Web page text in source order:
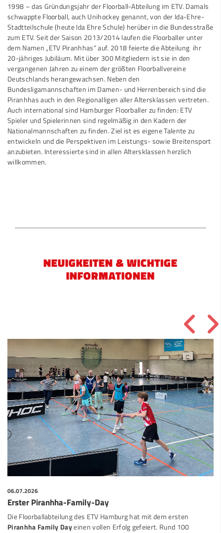
1998 – das Gründungsjahr der Floorball-Abteilung im ETV. Damals
schwappte Floorball, auch Unihockey genannt, von der Ida-Ehre-
Stadtteilschule (heute Ida Ehre Schule) herüber in die Bundesstraße
zum ETV. Seit der Saison 2013/2014 laufen die Floorballer unter
dem Namen „ETV Piranhhas“ auf. 2018 feierte die Abteilung ihr
20-jähriges Jubiläum. Mit über 300 Mitgliedern ist sie in den
vergangenen Jahren zu einem der größten Floorballvereine
Deutschlands herangewachsen. Neben den
Bundesligamannschaften im Damen- und Herrenbereich sind die
Piranhhas auch in den Regionalligen aller Altersklassen vertreten.
Auch international sind Hamburger Floorballer zu finden: ETV
Spieler und Spielerinnen sind regelmäßig in den Kadern der
Nationalmannschaften zu finden. Ziel ist es eigene Talente zu
entwickeln und die Perspektiven im Leistungs- sowie Breitensport
anzubieten. Interessierte sind in allen Altersklassen herzlich
willkommen.
NEUIGKEITEN & WICHTIGE
INFORMATIONEN
06.07.2026
Erster Piranhha-Family-Day
Die Floorballabteilung des ETV Hamburg hat mit dem ersten
Piranhha Family Dayeinen vollen Erfolg gefeiert. Rund 100